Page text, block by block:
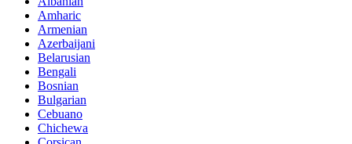
Amharic
Armenian
Azerbaijani
Belarusian
Bengali
Bosnian
Bulgarian
Cebuano
Chichewa